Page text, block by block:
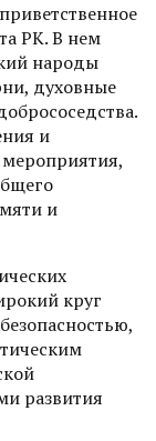
РК. В нем
народы
духовные
и
и
круг
развития